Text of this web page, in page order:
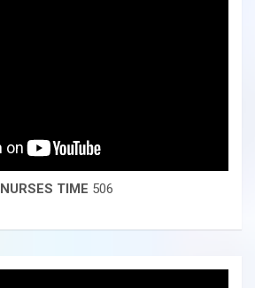
NURSES TIME 506